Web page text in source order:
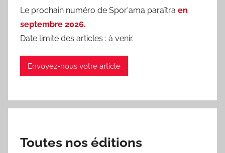
Le prochain numéro de Spor'ama paraîtra en
septembre 2026.
Date limite des articles : à venir.
Envoyez-nous votre article
Toutes nos éditions